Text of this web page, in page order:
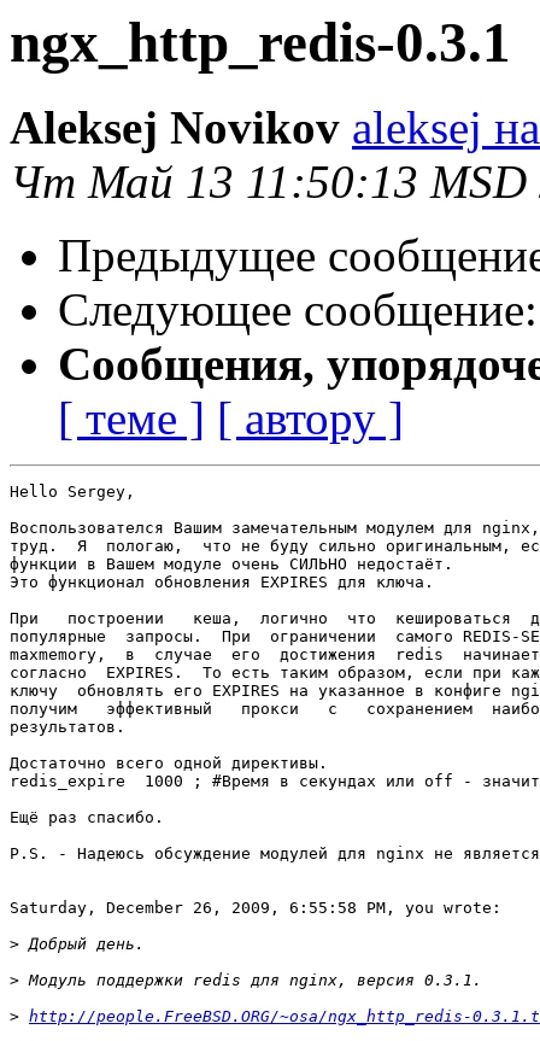
ngx_http_redis-0.3.1
Aleksej Novikov aleksej
Чт Май 13 11:50:13 MSD
Предыдущее
Следующее
Сообщения,
[ теме ] [ автору ]
Hello Sergey,
Воспользователся Вашим замечательным модулем для
труд.  Я  пологаю,  что не буду сильно оригинальным,
функции в Вашем модуле очень СИЛЬНО недостаёт.
Это функционал обновления EXPIRES для ключа.
При   построении   кеша,  логично  что  кешироваться
популярные  запросы.  При  ограничении  самого REDIS-
maxmemory,  в  случае  его  достижения  redis
согласно  EXPIRES.  То есть таким образом, если при
ключу  обновлять его EXPIRES на указанное в конфиге
получим   эффективный   прокси   с   сохранением
результатов.
Достаточно всего одной директивы.
redis_expire  1000 ; #Время в секундах или off - значит
Ещё раз спасибо.
P.S. - Надеюсь обсуждение модулей для nginх не
Saturday, December 26, 2009, 6:55:58 PM, you wrote:
>
>
> http://people.FreeBSD.ORG/~osa/ngx_http_redis-